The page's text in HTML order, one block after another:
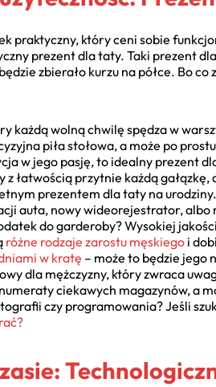
praktyczny, który ceni sobie
prezent dla taty. Taki prezent
zbierało kurzu na półce. Bo
każdą wolną chwilę spędza w
piła stołowa, a może po
w jego pasję, to idealny prezent
z łatwością przytnie każdą
prezentem dla taty na
auta, nowy wideorejestrator,
do garderoby? Wysokiej
różne rodzaje zarostu męskiego i
w kratę – może to będzie jego
dla mężczyzny, który zwraca
ciekawych magazynów, a
czy programowania? Jeśli